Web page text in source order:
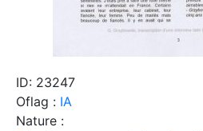
ID: 23247
Oflag : IA
Nature :